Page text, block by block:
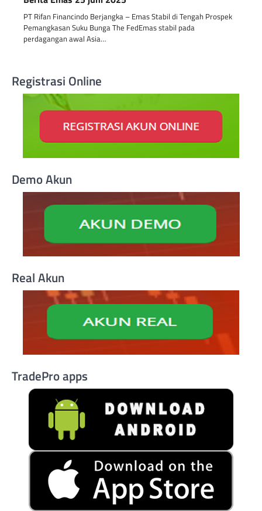
PT Rifan Financindo Berjangka – Emas Stabil di Tengah Prospek
Pemangkasan Suku Bunga The FedEmas stabil pada
perdagangan awal Asia…
Registrasi Online
Demo Akun
Real Akun
TradePro apps